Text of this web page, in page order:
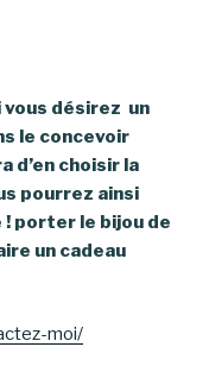
vous désirez un
le concevoir
d’en choisir la
pourrez ainsi
porter le bijou de
un cadeau
moi/